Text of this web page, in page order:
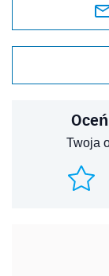
Twoja